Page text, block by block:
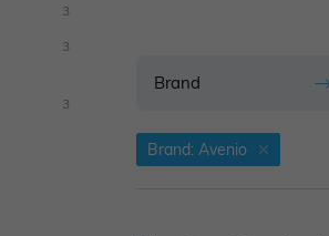
3
3
3
Brand
Brand: Avenio